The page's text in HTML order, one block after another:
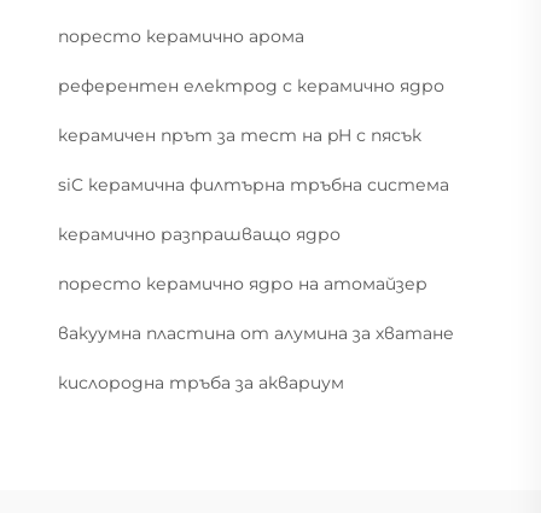
поресто керамично арома
референтен електрод с керамично ядро
керамичен прът за тест на pH с пясък
siC керамична филтърна тръбна система
керамично разпрашващо ядро
поресто керамично ядро на атомайзер
вакуумна пластина от алумина за хватане
кислородна тръба за аквариум